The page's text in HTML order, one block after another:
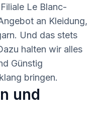
Le Blanc-
an Kleidung,
Und das stets
halten wir alles
Günstig
bringen.
und